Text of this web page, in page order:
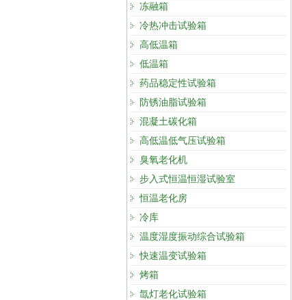
冻融箱
冷热冲击试验箱
高低温箱
低温箱
药品稳定性试验箱
防锈油脂试验箱
混凝土碳化箱
高低温低气压试验箱
臭氧老化机
步入式恒温恒湿试验室
恒温老化房
冷库
温度湿度振动综合试验箱
快速温变试验箱
烤箱
氙灯老化试验箱